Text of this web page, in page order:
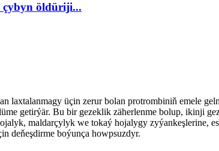
çybyn öldüriji...
laxtalanmagy üçin zerur bolan protrombiniň emele
getirýär. Bu bir gezeklik zäherlenme bolup, ikinji
maldarçylyk we tokaý hojalygy zyýankeşlerine,
deňeşdirme boýunça howpsuzdyr.